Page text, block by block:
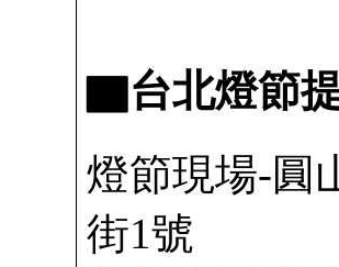
▇台北燈節
燈節現場-圓
街1號